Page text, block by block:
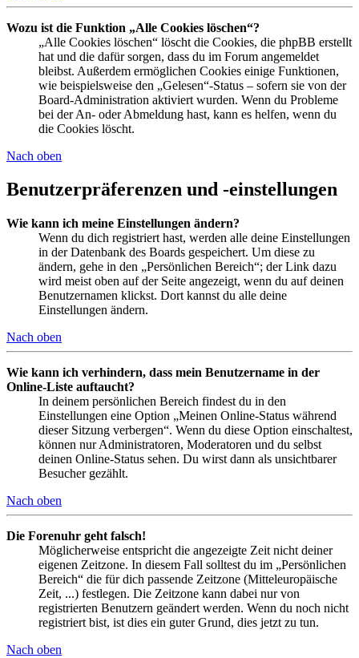
Wozu ist die Funktion „Alle Cookies löschen“?
„Alle Cookies löschen“ löscht die Cookies, die phpBB erstellt
hat und die dafür sorgen, dass du im Forum angemeldet
bleibst. Außerdem ermöglichen Cookies einige Funktionen,
wie beispielsweise den „Gelesen“-Status – sofern sie von der
Board-Administration aktiviert wurden. Wenn du Probleme
bei der An- oder Abmeldung hast, kann es helfen, wenn du
die Cookies löscht.
Nach oben
Benutzerpräferenzen und -einstellungen
Wie kann ich meine Einstellungen ändern?
Wenn du dich registriert hast, werden alle deine Einstellungen
in der Datenbank des Boards gespeichert. Um diese zu
ändern, gehe in den „Persönlichen Bereich“; der Link dazu
wird meist oben auf der Seite angezeigt, wenn du auf deinen
Benutzernamen klickst. Dort kannst du alle deine
Einstellungen ändern.
Nach oben
Wie kann ich verhindern, dass mein Benutzername in der
Online-Liste auftaucht?
In deinem persönlichen Bereich findest du in den
Einstellungen eine Option „Meinen Online-Status während
dieser Sitzung verbergen“. Wenn du diese Option einschaltest,
können nur Administratoren, Moderatoren und du selbst
deinen Online-Status sehen. Du wirst dann als unsichtbarer
Besucher gezählt.
Nach oben
Die Forenuhr geht falsch!
Möglicherweise entspricht die angezeigte Zeit nicht deiner
eigenen Zeitzone. In diesem Fall solltest du im „Persönlichen
Bereich“ die für dich passende Zeitzone (Mitteleuropäische
Zeit, ...) festlegen. Die Zeitzone kann dabei nur von
registrierten Benutzern geändert werden. Wenn du noch nicht
registriert bist, ist dies ein guter Grund, dies jetzt zu tun.
Nach oben